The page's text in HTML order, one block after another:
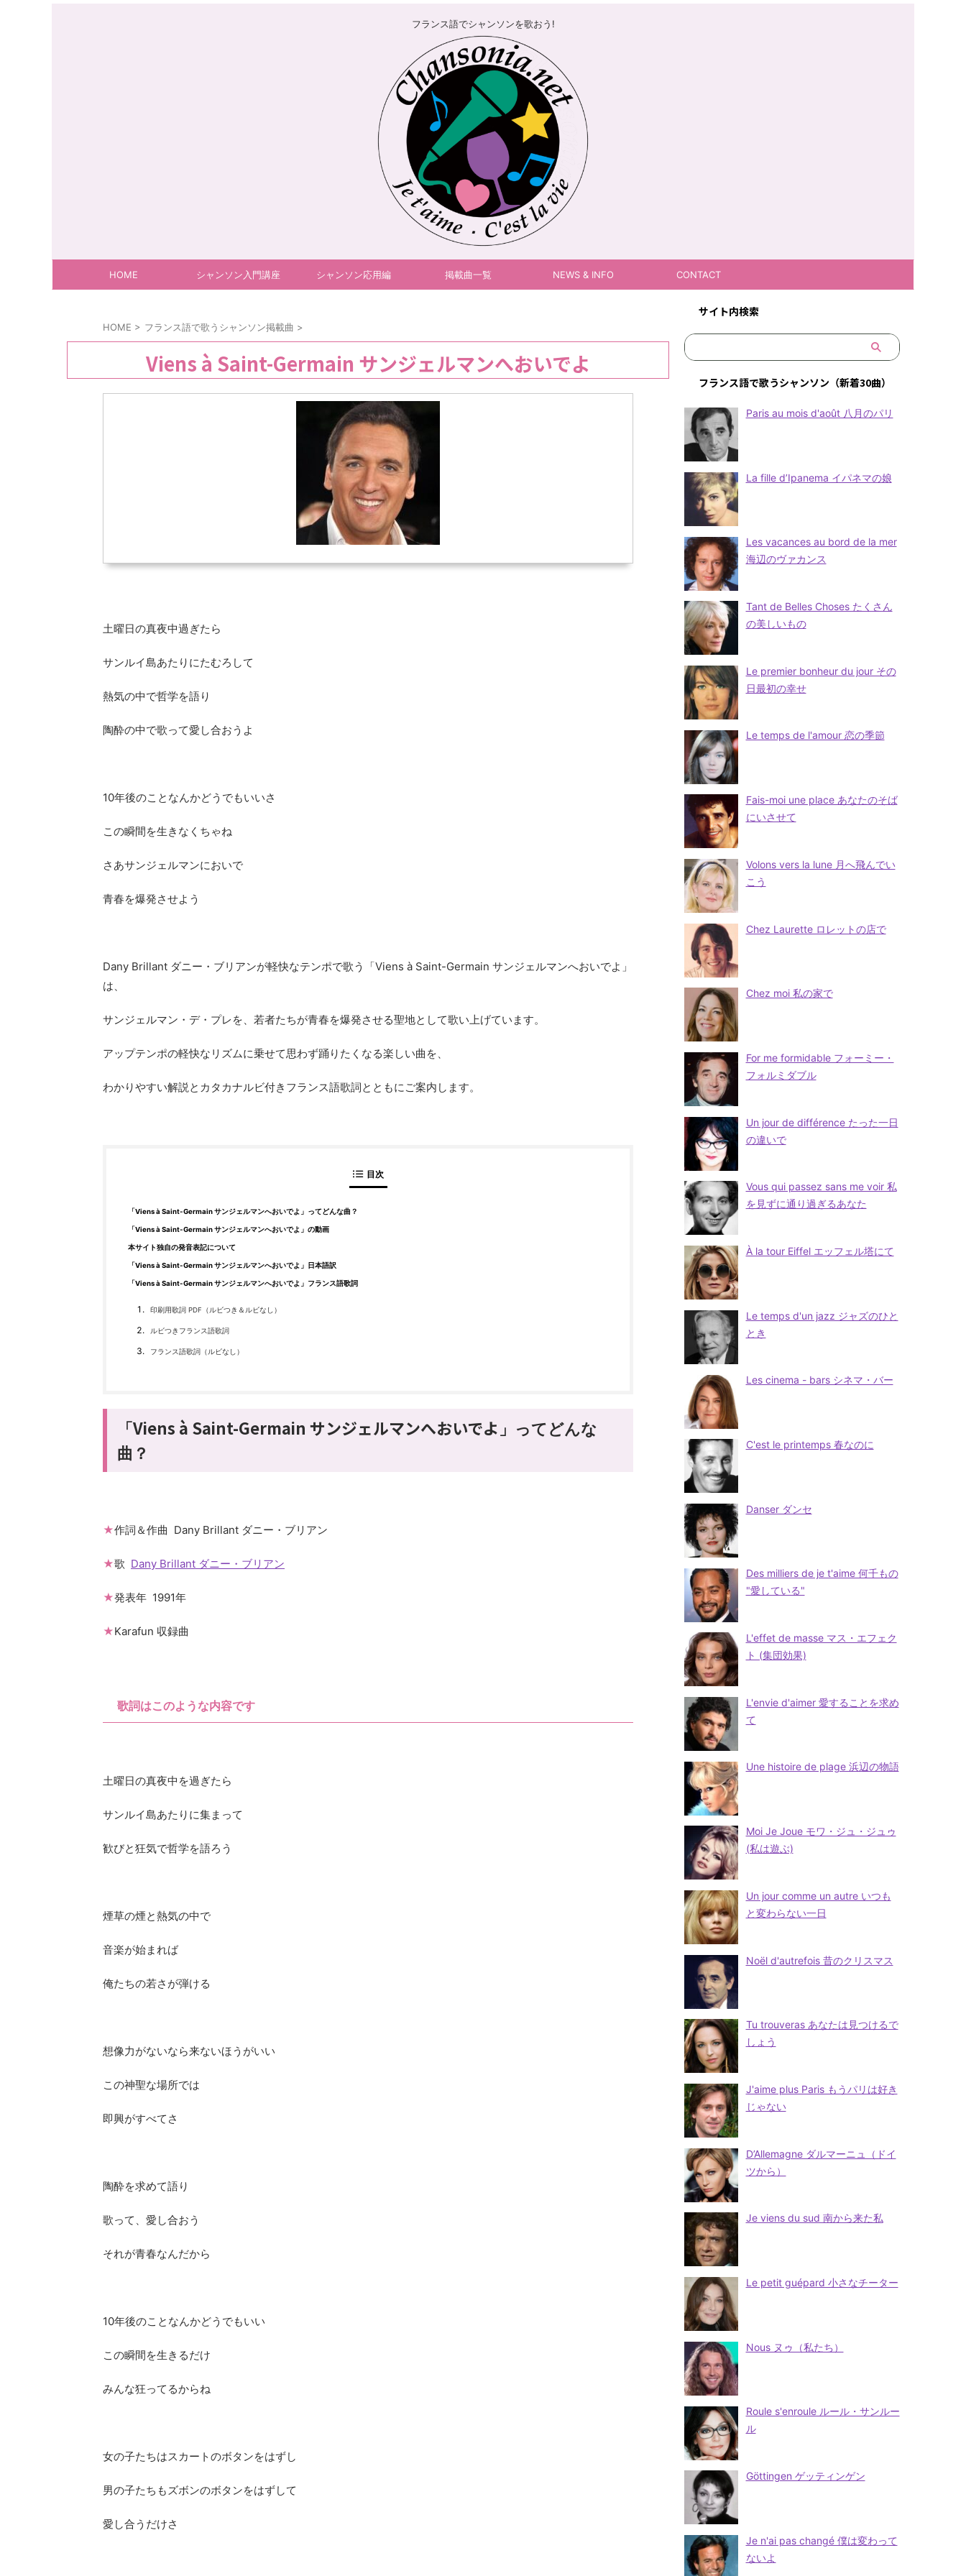
フランス語でシャンソンを歌おう!
HOME シャンソン入門講座 シャンソン応用編 掲載曲一覧 NEWS & INFO CONTACT
HOME > フランス語で歌うシャンソン掲載曲 >
Viens à Saint-Germain サンジェルマンへおいでよ
土曜日の真夜中過ぎたら
サンルイ島あたりにたむろして
熱気の中で哲学を語り
陶酔の中で歌って愛し合おうよ
10年後のことなんかどうでもいいさ
この瞬間を生きなくちゃね
さあサンジェルマンにおいで
青春を爆発させよう
Dany Brillant ダニー・ブリアンが軽快なテンポで歌う「Viens à Saint-Germain サンジェルマンへおいでよ」
は、
サンジェルマン・デ・プレを、若者たちが青春を爆発させる聖地として歌い上げています。
アップテンポの軽快なリズムに乗せて思わず踊りたくなる楽しい曲を、
わかりやすい解説とカタカナルビ付きフランス語歌詞とともにご案内します。
目次
「Viens à Saint-Germain サンジェルマンへおいでよ」ってどんな曲？
「Viens à Saint-Germain サンジェルマンへおいでよ」の動画
本サイト独自の発音表記について
「Viens à Saint-Germain サンジェルマンへおいでよ」日本語訳
「Viens à Saint-Germain サンジェルマンへおいでよ」フランス語歌詞
印刷用歌詞 PDF（ルビつき＆ルビなし）
ルビつきフランス語歌詞
フランス語歌詞（ルビなし）
「Viens à Saint-Germain サンジェルマンへおいでよ 」 ってどんな
曲？
★作詞＆作曲 Dany Brillant ダニー・ブリアン
★歌 Dany Brillant ダニー・ブリアン
★発表年 1991年
★Karafun 収録曲
歌詞はこのような内容です
土曜日の真夜中を過ぎたら
サンルイ島あたりに集まって
歓びと狂気で哲学を語ろう
煙草の煙と熱気の中で
音楽が始まれば
俺たちの若さが弾ける
想像力がないなら来ないほうがいい
この神聖な場所では
即興がすべてさ
陶酔を求めて語り
歌って、愛し合おう
それが青春なんだから
10年後のことなんかどうでもいい
この瞬間を生きるだけ
みんな狂ってるからね
女の子たちはスカートのボタンをはずし
男の子たちもズボンのボタンをはずして
愛し合うだけさ
サイト内検索
フランス語で歌うシャンソン（新着30曲）
Paris au mois d'août 八月のパリ
La fille d’Ipanema イパネマの娘
Les vacances au bord de la mer
海辺のヴァカンス
Tant de Belles Choses たくさん
の美しいもの
Le premier bonheur du jour その
日最初の幸せ
Le temps de l'amour 恋の季節
Fais-moi une place あなたのそば
にいさせて
Volons vers la lune 月へ飛んでい
こう
Chez Laurette ロレットの店で
Chez moi 私の家で
For me formidable フォーミー・
フォルミダブル
Un jour de différence たった一日
の違いで
Vous qui passez sans me voir 私
を見ずに通り過ぎるあなた
À la tour Eiffel エッフェル塔にて
Le temps d'un jazz ジャズのひと
とき
Les cinema - bars シネマ・バー
C'est le printemps 春なのに
Danser ダンセ
Des milliers de je t'aime 何千もの
"愛している"
L'effet de masse マス・エフェク
ト (集団効果)
L'envie d'aimer 愛することを求め
て
Une histoire de plage 浜辺の物語
Moi Je Joue モワ・ジュ・ジュゥ
(私は遊ぶ)
Un jour comme un autre いつも
と変わらない一日
Noël d'autrefois 昔のクリスマス
Tu trouveras あなたは見つけるで
しょう
J'aime plus Paris もうパリは好き
じゃない
D’Allemagne ダルマーニュ（ドイ
ツから）
Je viens du sud 南から来た私
Le petit guépard 小さなチーター
Nous ヌゥ（私たち）
Roule s'enroule ルール・サンルー
ル
Göttingen ゲッティンゲン
Je n'ai pas changé 僕は変わって
ないよ